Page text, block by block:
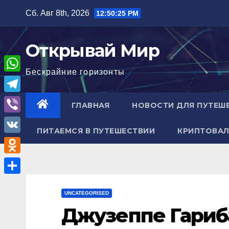
содержимому
Сб. Авг 8th, 2026 12:50:26 PM
Открывай Мир
Бескрайние горизонты
ГЛАВНАЯ НОВОСТИ ДЛЯ
ПИТАЕМСЯ В ПУТЕШЕСТВИИ
UNCATEGORISED
Джузеппе
W
h
a
A
T
e
l
e
g
V
i
b
e
V
K
O